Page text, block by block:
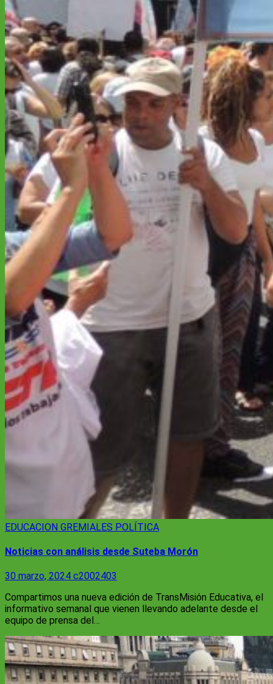
EDUCACION GREMIALES POLÍTICA
Noticias con análisis desde Suteba Morón
30 marzo, 2024 c2002403
Compartimos una nueva edición de TransMisión Educativa, el
informativo semanal que vienen llevando adelante desde el
equipo de prensa del…